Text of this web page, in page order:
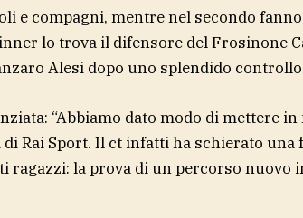
e compagni, mentre nel secondo
lo trova il difensore del Frosinone
Alesi dopo uno splendido
“Abbiamo dato modo di mettere
Rai Sport. Il ct infatti ha schierato una
ragazzi: la prova di un percorso nuovo